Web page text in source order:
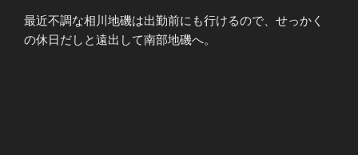
最近不調な相川地磯は出勤前にも行けるので、せっかく
の休日だしと遠出して南部地磯へ。